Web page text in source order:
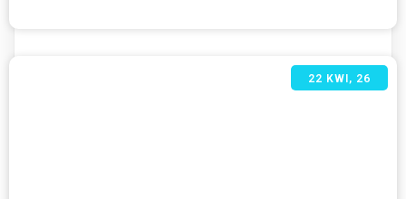
22 KWI, 26